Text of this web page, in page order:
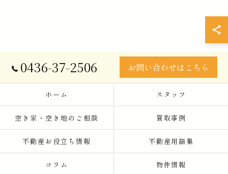
0436-37-2506 お問い合わせはこちら
ホーム スタッフ
空き家・空き地のご相談 買取事例
不動産お役立ち情報 不動産用語集
コラム 物件情報